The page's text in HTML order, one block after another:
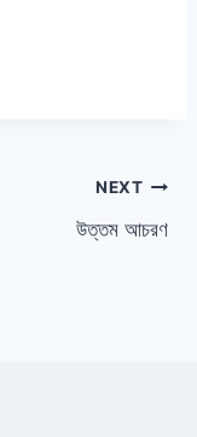
NEXT
উত্তম আচরণ